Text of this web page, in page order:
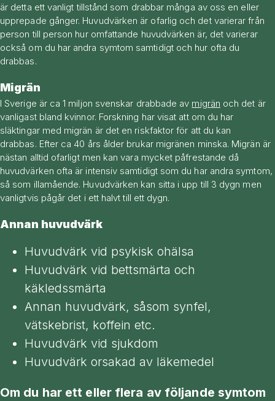
är detta ett vanligt tillstånd som drabbar många av oss en eller
upprepade gånger. Huvudvärken är ofarlig och det varierar från
person till person hur omfattande huvudvärken är, det varierar
också om du har andra symtom samtidigt och hur ofta du
drabbas.
Migrän
I Sverige är ca 1 miljon svenskar drabbade av migrän och det är
vanligast bland kvinnor. Forskning har visat att om du har
släktingar med migrän är det en riskfaktor för att du kan
drabbas. Efter ca 40 års ålder brukar migränen minska. Migrän är
nästan alltid ofarligt men kan vara mycket påfrestande då
huvudvärken ofta är intensiv samtidigt som du har andra symtom,
så som illamående. Huvudvärken kan sitta i upp till 3 dygn men
vanligtvis pågår det i ett halvt till ett dygn.
Annan huvudvärk
Huvudvärk vid psykisk ohälsa
Huvudvärk vid bettsmärta och
käkledssmärta
Annan huvudvärk, såsom synfel,
vätskebrist, koffein etc.
Huvudvärk vid sjukdom
Huvudvärk orsakad av läkemedel
Om du har ett eller flera av följande symtom